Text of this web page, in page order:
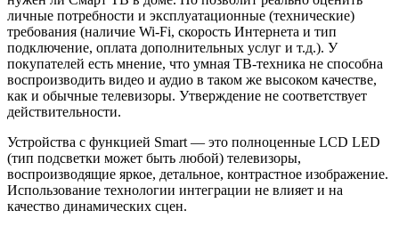
личные потребности и эксплуатационные (технические)
требования (наличие Wi-Fi, скорость Интернета и тип
подключение, оплата дополнительных услуг и т.д.). У
покупателей есть мнение, что умная ТВ-техника не способна
воспроизводить видео и аудио в таком же высоком качестве,
как и обычные телевизоры. Утверждение не соответствует
действительности.
Устройства с функцией Smart — это полноценные LCD LED
(тип подсветки может быть любой) телевизоры,
воспроизводящие яркое, детальное, контрастное изображение.
Использование технологии интеграции не влияет и на
качество динамических сцен.